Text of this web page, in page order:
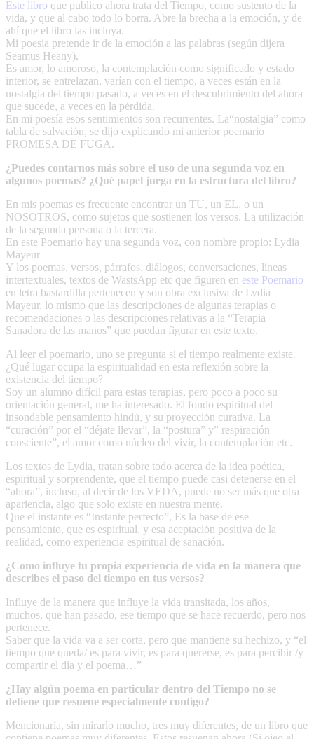
Este libro que publico ahora trata del Tiempo, como sustento de la
vida, y que al cabo todo lo borra. Abre la brecha a la emoción, y de
ahí que el libro las incluya.
Mi poesía pretende ir de la emoción a las palabras (según dijera
Seamus Heany),
Es amor, lo amoroso, la contemplación como significado y estado
interior, se entrelazan, varían con el tiempo, a veces están en la
nostalgia del tiempo pasado, a veces en el descubrimiento del ahora
que sucede, a veces en la pérdida.
En mi poesía esos sentimientos son recurrentes. La“nostalgia” como
tabla de salvación, se dijo explicando mi anterior poemario
PROMESA DE FUGA.
¿Puedes contarnos más sobre el uso de una segunda voz en
algunos poemas? ¿Qué papel juega en la estructura del libro?
En mis poemas es frecuente encontrar un TU, un EL, o un
NOSOTROS, como sujetos que sostienen los versos. La utilización
de la segunda persona o la tercera.
En este Poemario hay una segunda voz, con nombre propio: Lydia
Mayeur
Y los poemas, versos, párrafos, diálogos, conversaciones, líneas
intertextuales, textos de WastsApp etc que figuren en este Poemario
en letra bastardilla pertenecen y son obra exclusiva de Lydia
Mayeur, lo mismo que las descripciones de algunas terapias o
recomendaciones o las descripciones relativas a la “Terapia
Sanadora de las manos” que puedan figurar en este texto.
Al leer el poemario, uno se pregunta si el tiempo realmente existe.
¿Qué lugar ocupa la espiritualidad en esta reflexión sobre la
existencia del tiempo?
Soy un alumno difícil para estas terapias, pero poco a poco su
orientación general, me ha interesado. El fondo espiritual del
insondable pensamiento hindú, y su proyección curativa. La
“curación” por el “déjate llevar”, la “postura” y” respiración
consciente”, el amor como núcleo del vivir, la contemplación etc.
Los textos de Lydia, tratan sobre todo acerca de la idea poética,
espiritual y sorprendente, que el tiempo puede casi detenerse en el
“ahora”, incluso, al decir de los VEDA, puede no ser más que otra
apariencia, algo que solo existe en nuestra mente.
Que el instante es “Instante perfecto”, Es la base de ese
pensamiento, que es espiritual, y esa aceptación positiva de la
realidad, como experiencia espiritual de sanación.
¿Como influye tu propia experiencia de vida en la manera que
describes el paso del tiempo en tus versos?
Influye de la manera que influye la vida transitada, los años,
muchos, que han pasado, ese tiempo que se hace recuerdo, pero nos
pertenece.
Saber que la vida va a ser corta, pero que mantiene su hechizo, y “el
tiempo que queda/ es para vivir, es para quererse, es para percibir /y
compartir el día y el poema…”
¿Hay algún poema en particular dentro del Tiempo no se
detiene que resuene especialmente contigo?
Mencionaría, sin mirarlo mucho, tres muy diferentes, de un libro que